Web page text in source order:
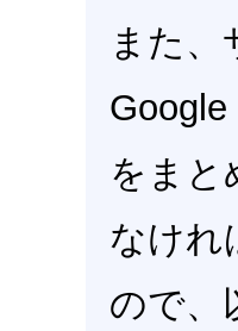
また
をまと
なけれ
ので、